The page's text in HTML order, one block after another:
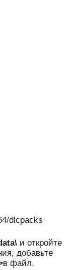
dlcpacks
\ и откройте
добавьте
в файл.